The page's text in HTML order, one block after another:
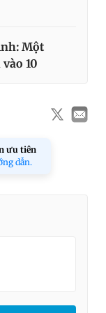
Một
10
ưu tiên
dẫn.